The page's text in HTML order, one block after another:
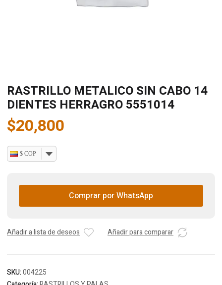
RASTRILLO METALICO SIN CABO 14
DIENTES HERRAGRO 5551014
$20,800
$ COP
Comprar por WhatsApp
Añadir a lista de deseos Añadir para comparar
SKU:004225